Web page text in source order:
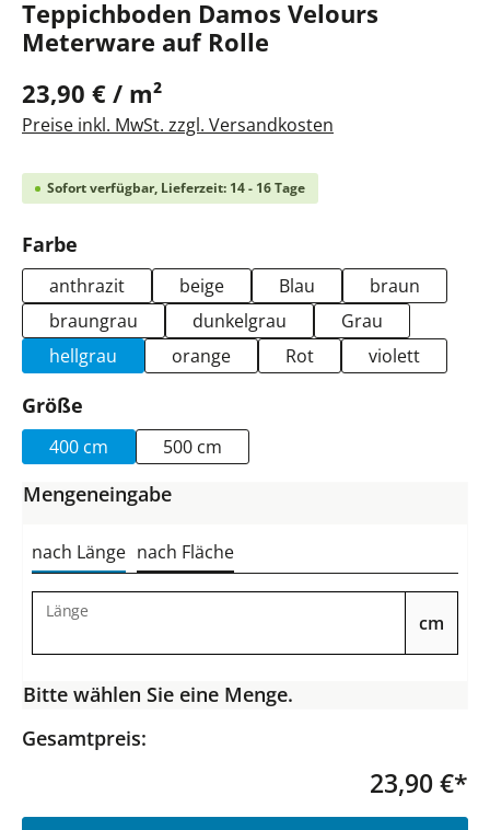
Teppichboden Damos Velours
Meterware auf Rolle
23,90 € / m²
Preise inkl. MwSt. zzgl. Versandkosten
Sofort verfügbar, Lieferzeit: 14 - 16 Tage
Farbe
anthrazit beige Blau
braun
braungrau
dunkelgrau
Grau
hellgrau
orange Rot violett
Größe
400 cm 500 cm
Mengeneingabe
nach Länge nach Fläche
Länge
cm
Bitte wählen Sie eine Menge.
Gesamtpreis:
23,90 €*